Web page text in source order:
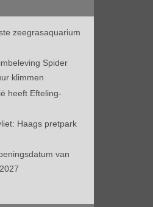
zeegrasaquarium
Spider
klimmen
heeft Efteling-
Haags pretpark
van